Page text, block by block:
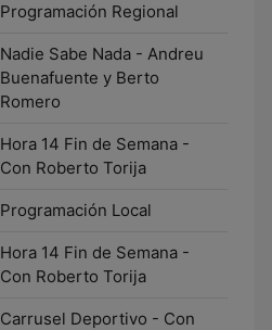
Programación Regional
Nadie Sabe Nada - Andreu
Buenafuente y Berto
Romero
Hora 14 Fin de Semana -
Con Roberto Torija
Programación Local
Hora 14 Fin de Semana -
Con Roberto Torija
Carrusel Deportivo - Con